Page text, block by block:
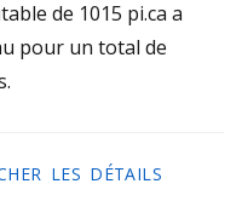
de 1015 pi.ca a
pour un total de
LES DÉTAILS